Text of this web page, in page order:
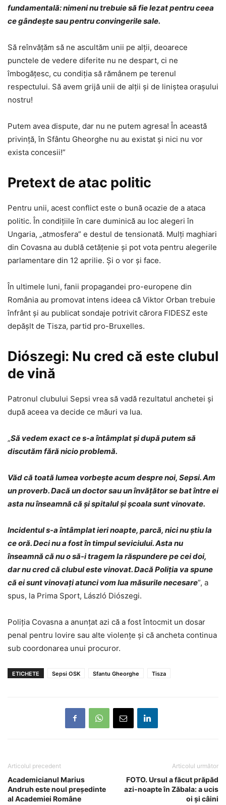
fundamentală: nimeni nu trebuie să fie lezat pentru ceea
ce gândește sau pentru convingerile sale.
Să reînvățăm să ne ascultăm unii pe alții, deoarece
punctele de vedere diferite nu ne despart, ci ne
îmbogățesc, cu condiția să rămânem pe terenul
respectului. Să avem grijă unii de alții și de liniștea orașului
nostru!
Putem avea dispute, dar nu ne putem agresa! În această
privință, în Sfântu Gheorghe nu au existat și nici nu vor
exista concesii!”
Pretext de atac politic
Pentru unii, acest conflict este o bună ocazie de a ataca
politic. În condițiile în care duminică au loc alegeri în
Ungaria, „atmosfera” e destul de tensionată. Mulți maghiari
din Covasna au dublă cetățenie și pot vota pentru alegerile
parlamentare din 12 aprilie. Și o vor și face.
În ultimele luni, fanii propagandei pro-europene din
România au promovat intens ideea că Viktor Orban trebuie
înfrânt și au publicat sondaje potrivit cărora FIDESZ este
depășlt de Tisza, partid pro-Bruxelles.
Diószegi: Nu cred că este clubul
de vină
Patronul clubului Sepsi vrea să vadă rezultatul anchetei și
după aceea va decide ce măuri va lua.
„Să vedem exact ce s-a întâmplat și după putem să
discutăm fără nicio problemă.
Văd că toată lumea vorbește acum despre noi, Sepsi. Am
un proverb. Dacă un doctor sau un învățător se bat între ei
asta nu înseamnă că și spitalul și școala sunt vinovate.
Incidentul s-a întâmplat ieri noapte, parcă, nici nu știu la
ce oră. Deci nu a fost în timpul seviciului. Asta nu
înseamnă că nu o să-i tragem la răspundere pe cei doi,
dar nu cred că clubul este vinovat. Dacă Poliția va spune
că ei sunt vinovați atunci vom lua măsurile necesare”, a
spus, la Prima Sport, László Diószegi.
Poliția Covasna a anunțat azi că a fost întocmit un dosar
penal pentru lovire sau alte violențe și că ancheta continua
sub coordonarea unui procuror.
ETICHETE Sepsi OSK Sfantu Gheorghe Tisza
Articolul precedent
Academicianul Marius
Andruh este noul președinte
al Academiei Române
Articolul următor
FOTO. Ursul a făcut prăpăd
azi-noapte în Zăbala: a ucis
oi și câini